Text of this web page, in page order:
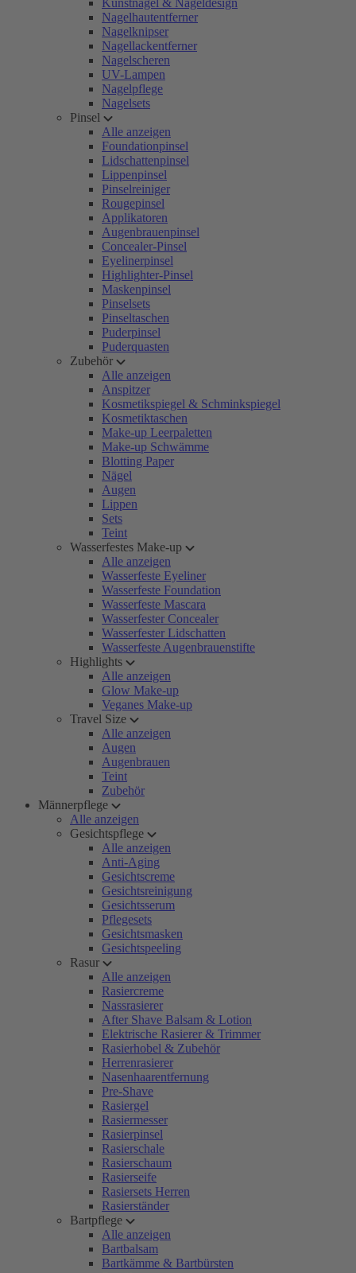
Kunstnägel & Nageldesign
Nagelhautentferner
Nagelknipser
Nagellackentferner
Nagelscheren
UV-Lampen
Nagelpflege
Nagelsets
Pinsel
Alle anzeigen
Foundationpinsel
Lidschattenpinsel
Lippenpinsel
Pinselreiniger
Rougepinsel
Applikatoren
Augenbrauenpinsel
Concealer-Pinsel
Eyelinerpinsel
Highlighter-Pinsel
Maskenpinsel
Pinselsets
Pinseltaschen
Puderpinsel
Puderquasten
Zubehör
Alle anzeigen
Anspitzer
Kosmetikspiegel & Schminkspiegel
Kosmetiktaschen
Make-up Leerpaletten
Make-up Schwämme
Blotting Paper
Nägel
Augen
Lippen
Sets
Teint
Wasserfestes Make-up
Alle anzeigen
Wasserfeste Eyeliner
Wasserfeste Foundation
Wasserfeste Mascara
Wasserfester Concealer
Wasserfester Lidschatten
Wasserfeste Augenbrauenstifte
Highlights
Alle anzeigen
Glow Make-up
Veganes Make-up
Travel Size
Alle anzeigen
Augen
Augenbrauen
Teint
Zubehör
Männerpflege
Alle anzeigen
Gesichtspflege
Alle anzeigen
Anti-Aging
Gesichtscreme
Gesichtsreinigung
Gesichtsserum
Pflegesets
Gesichtsmasken
Gesichtspeeling
Rasur
Alle anzeigen
Rasiercreme
Nassrasierer
After Shave Balsam & Lotion
Elektrische Rasierer & Trimmer
Rasierhobel & Zubehör
Herrenrasierer
Nasenhaarentfernung
Pre-Shave
Rasiergel
Rasiermesser
Rasierpinsel
Rasierschale
Rasierschaum
Rasierseife
Rasiersets Herren
Rasierständer
Bartpflege
Alle anzeigen
Bartbalsam
Bartkämme & Bartbürsten